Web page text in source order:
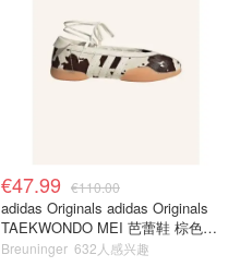
€47.99 €110.00
adidas Originals adidas Originals
TAEKWONDO MEI 芭蕾鞋 棕色米
色
Breuninger 632人感兴趣